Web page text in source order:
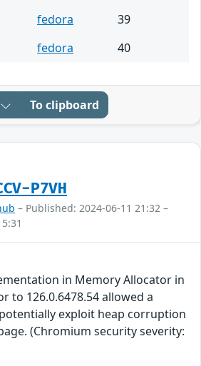
fedora
39
fedora 40
To clipboard
P7VH
– Published: 2024-06-11 21:32 –
in Memory Allocator in
to 126.0.6478.54 allowed a
exploit heap corruption
(Chromium security severity: